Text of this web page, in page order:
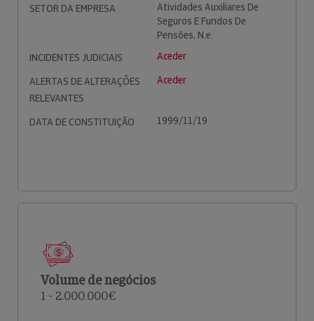
SETOR DA EMPRESA
Atividades Auxiliares De
Seguros E Fundos De
Pensões, N.e.
INCIDENTES JUDICIAIS
Aceder
ALERTAS DE ALTERAÇÕES
RELEVANTES
Aceder
DATA DE CONSTITUIÇÃO 1999/11/19
Volume de negócios
1 - 2.000.000€